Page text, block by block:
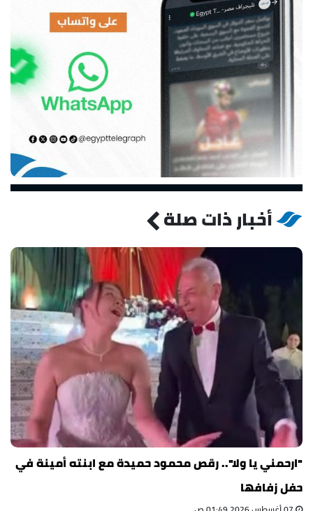
أخبار ذات صلة
"ارحمني يا ولا".. رقص محمود حميدة مع ابنته أمينة في
حفل زفافها